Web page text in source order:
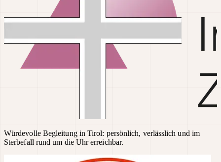
Würdevolle Begleitung in Tirol: persönlich, verlässlich und im
Sterbefall rund um die Uhr erreichbar.